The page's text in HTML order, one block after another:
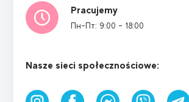
Pracujemy
Пн-Пт: 9:00 - 18:00
Nasze sieci społecznościowe: